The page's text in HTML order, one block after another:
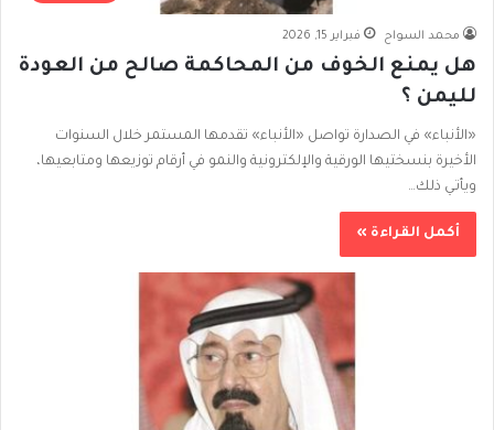
محمد السواح فبراير 15, 2026
هل يمنع الخوف من المحاكمة صالح من العودة
لليمن ؟
«الأنباء» في الصدارة تواصل «الأنباء» تقدمها المستمر خلال السنوات
الأخيرة بنسختيها الورقية والإلكترونية والنمو في أرقام توزيعها ومتابعيها،
ويأتـي ذلك…
أكمل القراءة »